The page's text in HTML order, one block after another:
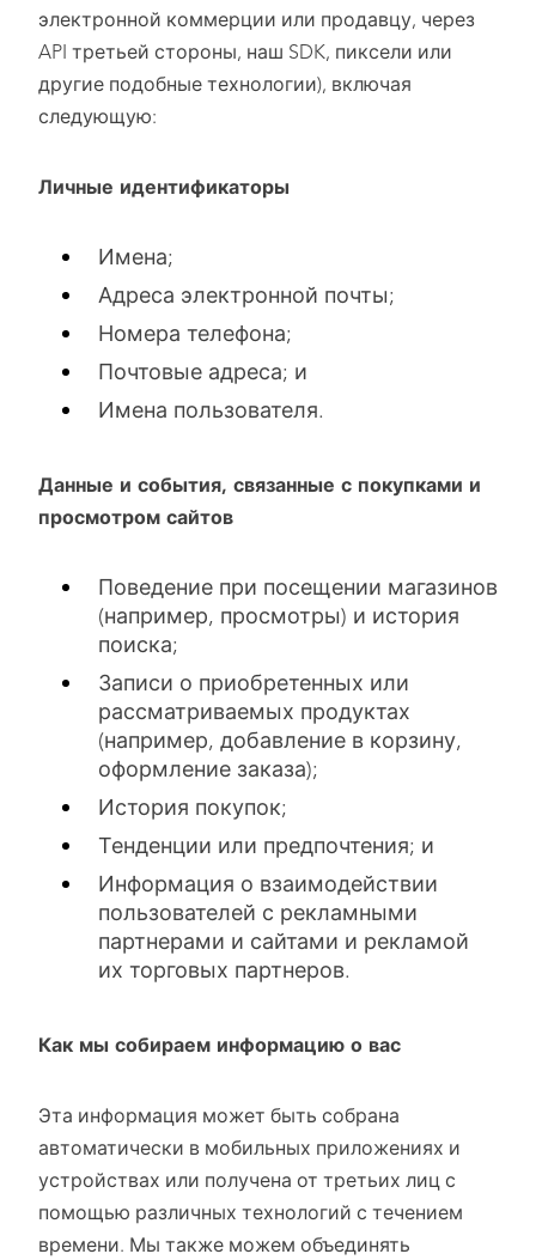
электронной коммерции или продавцу, через
API третьей стороны, наш SDK, пиксели или
другие подобные технологии), включая
следующую:
Личные идентификаторы
Имена;
Адреса электронной почты;
Номера телефона;
Почтовые адреса; и
Имена пользователя.
Данные и события, связанные с покупками и
просмотром сайтов
Поведение при посещении магазинов
(например, просмотры) и история
поиска;
Записи о приобретенных или
рассматриваемых продуктах
(например, добавление в корзину,
оформление заказа);
История покупок;
Тенденции или предпочтения; и
Информация о взаимодействии
пользователей с рекламными
партнерами и сайтами и рекламой
их торговых партнеров.
Как мы собираем информацию о вас
Эта информация может быть собрана
автоматически в мобильных приложениях и
устройствах или получена от третьих лиц с
помощью различных технологий с течением
времени. Мы также можем объединять